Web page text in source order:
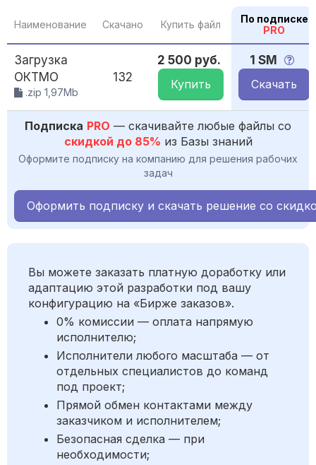
Наименование Скачано Купить файл
По подписке
PRO
Загрузка
ОКТМО
.zip 1,97Mb
132
2 500 руб.
Купить
1 SM
Скачать
Подписка PRO — скачивайте любые файлы со
скидкой до 85% из Базы знаний
Оформите подписку на компанию для решения рабочих
задач
Оформить подписку и скачать решение со
Вы можете заказать платную доработку или
адаптацию этой разработки под вашу
конфигурацию на «Бирже заказов».
0% комиссии — оплата напрямую
исполнителю;
Исполнители любого масштаба — от
отдельных специалистов до команд
под проект;
Прямой обмен контактами между
заказчиком и исполнителем;
Безопасная сделка — при
необходимости;